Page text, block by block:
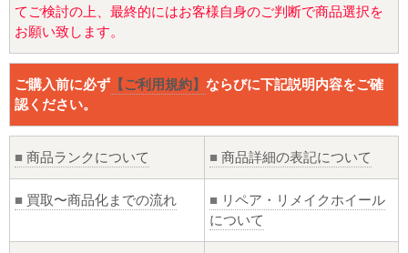
てご検討の上、最終的にはお客様自身のご判断で商品選択を
お願い致します。
ご購入前に必ず 【ご利用規約】 ならびに下記説明内容をご確
認ください。
■ 商品ランクについて ■ 商品詳細の表記について
■ 買取〜商品化までの流れ ■ リペア・リメイクホイール
について